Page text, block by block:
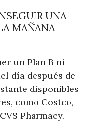
UNA
MAÑANA
un Plan B ni
día después de
disponibles
como Costco,
Pharmacy.